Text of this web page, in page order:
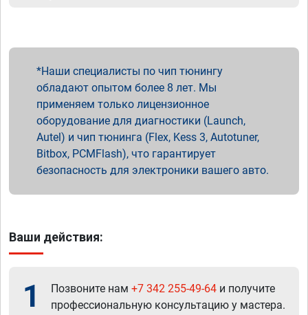
Наши специалисты по чип тюнингу
обладают опытом более 8 лет. Мы
применяем только лицензионное
оборудование для диагностики (Launch,
Autel) и чип тюнинга (Flex, Kess 3, Autotuner,
Bitbox, PCMFlash), что гарантирует
безопасность для электроники вашего авто.
Ваши действия:
1 Позвоните нам +7 342 255-49-64 и получите
профессиональную консультацию у мастера.